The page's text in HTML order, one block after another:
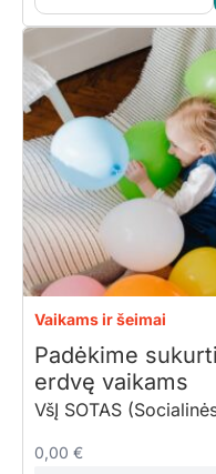
Vaikams ir šeimai
Padėkime
erdvę vaikams
VšĮ SOTAS
0,00 €